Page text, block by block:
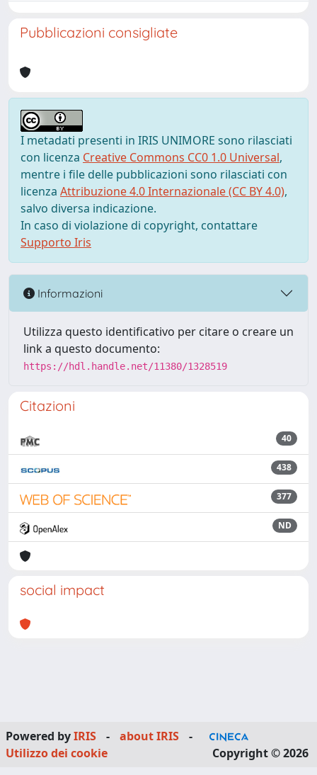
Pubblicazioni consigliate
I metadati presenti in IRIS UNIMORE sono rilasciati
con licenza Creative Commons CC0 1.0 Universal,
mentre i file delle pubblicazioni sono rilasciati con
licenza Attribuzione 4.0 Internazionale (CC BY 4.0),
salvo diversa indicazione.
In caso di violazione di copyright, contattare
Supporto Iris
Informazioni
Utilizza questo identificativo per citare o creare un
link a questo documento:
https://hdl.handle.net/11380/1328519
Citazioni
40
438
377
ND
social impact
Powered byIRIS - about IRIS
-
Utilizzo dei cookie
Copyright © 2026